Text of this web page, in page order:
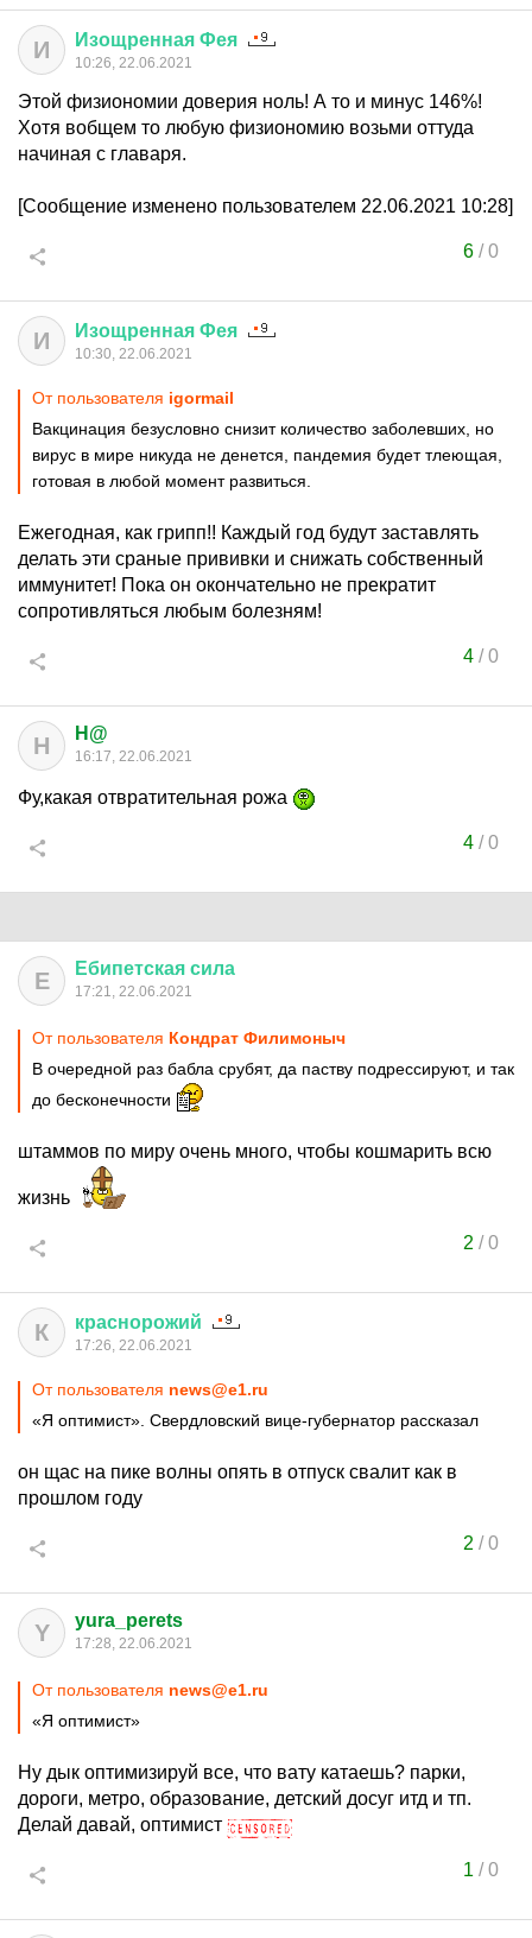
И Изощренная Фея
10:26, 22.06.2021
Этой физиономии доверия ноль! А то и минус 146%!
Хотя вобщем то любую физиономию возьми оттуда
начиная с главаря.
[Сообщение изменено пользователем 22.06.2021 10:28]
6/0
И Изощренная Фея
10:30, 22.06.2021
От пользователя igormail
Вакцинация безусловно снизит количество заболевших, но
вирус в мире никуда не денется, пандемия будет тлеющая,
готовая в любой момент развиться.
Ежегодная, как грипп!! Каждый год будут заставлять
делать эти сраные прививки и снижать собственный
иммунитет! Пока он окончательно не прекратит
сопротивляться любым болезням!
4/0
H H@
16:17, 22.06.2021
Фу,какая отвратительная рожа
4/0
Е Ебипетская сила
17:21, 22.06.2021
От пользователя Кондрат Филимоныч
В очередной раз бабла срубят, да паству подрессируют, и так
до бесконечности
штаммов по миру очень много, чтобы кошмарить всю
жизнь
2 /0
К краснорожий
17:26, 22.06.2021
От пользователя news@e1.ru
«Я оптимист». Свердловский вице-губернатор рассказал
он щас на пике волны опять в отпуск свалит как в
прошлом году
2 /0
Y yura_perets
17:28, 22.06.2021
От пользователя news@e1.ru
«Я оптимист»
Ну дык оптимизируй все, что вату катаешь? парки,
дороги, метро, образование, детский досуг итд и тп.
Делай давай, оптимист
1 /0